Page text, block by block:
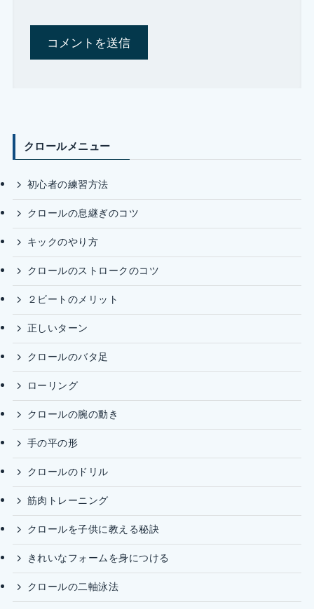
クロールメニュー
初心者の練習方法
クロールの息継ぎのコツ
キックのやり方
クロールのストロークのコツ
２ビートのメリット
正しいターン
クロールのバタ足
ローリング
クロールの腕の動き
手の平の形
クロールのドリル
筋肉トレーニング
クロールを子供に教える秘訣
きれいなフォームを身につける
クロールの二軸泳法